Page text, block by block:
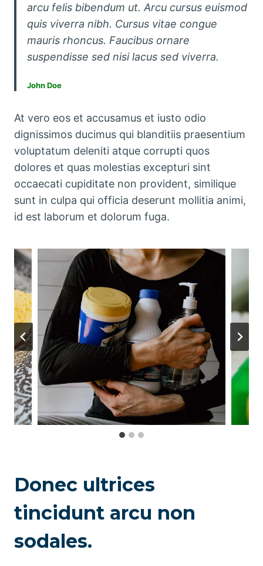
arcu felis bibendum ut. Arcu cursus euismod
quis viverra nibh. Cursus vitae congue
mauris rhoncus. Faucibus ornare
suspendisse sed nisi lacus sed viverra.
John Doe
At vero eos et accusamus et iusto odio
dignissimos ducimus qui blanditiis praesentium
voluptatum deleniti atque corrupti quos
dolores et quas molestias excepturi sint
occaecati cupiditate non provident, similique
sunt in culpa qui officia deserunt mollitia animi,
id est laborum et dolorum fuga.
Donec ultrices
tincidunt arcu non
sodales.